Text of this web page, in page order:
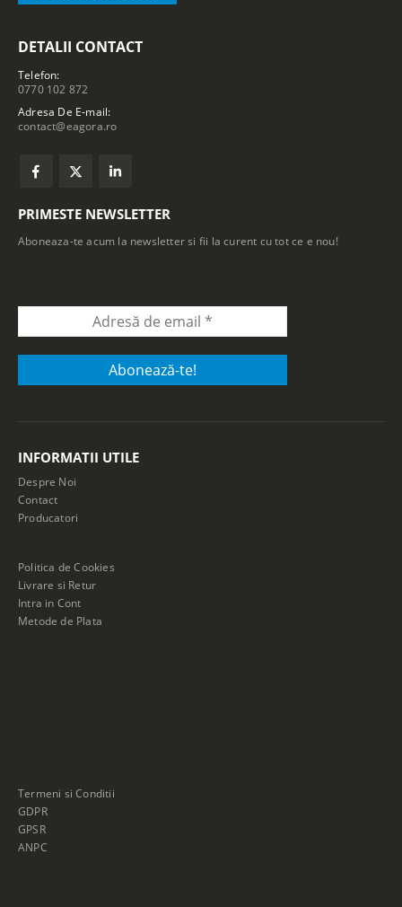
DETALII CONTACT
Telefon:
0770 102 872
Adresa De E-mail:
contact@eagora.ro
PRIMESTE NEWSLETTER
Aboneaza-te acum la newsletter si fii la curent cu tot ce e nou!
INFORMATII UTILE
Despre Noi
Contact
Producatori
Politica de Cookies
Livrare si Retur
Intra in Cont
Metode de Plata
Termeni si Conditii
GDPR
GPSR
ANPC